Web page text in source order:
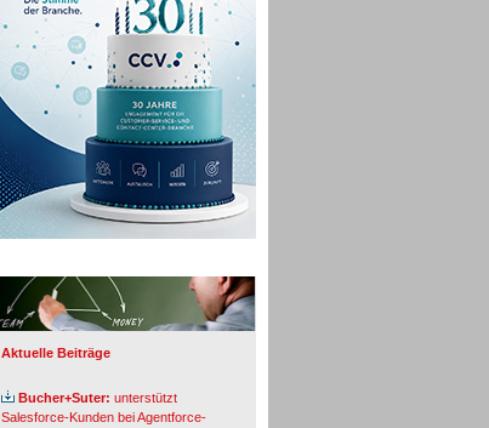
Aktuelle Beiträge
Bucher+Suter: unterstützt
Salesforce-Kunden bei Agentforce-